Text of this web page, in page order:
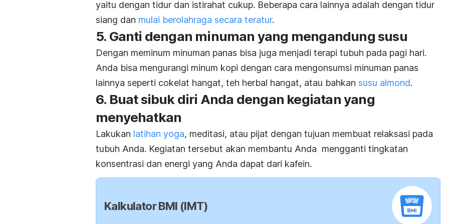
yaitu dengan tidur dan istirahat cukup. Beberapa cara lainnya adalah dengan tidur
siang dan mulai berolahraga secara teratur.
5. Ganti dengan minuman yang mengandung susu
Dengan meminum minuman panas bisa juga menjadi terapi tubuh pada pagi hari.
Anda bisa mengurangi minum kopi dengan cara mengonsumsi minuman panas
lainnya seperti cokelat hangat, teh herbal hangat, atau bahkan susu almond.
6. Buat sibuk diri Anda dengan kegiatan yang
menyehatkan
Lakukan latihan yoga, meditasi, atau pijat dengan tujuan membuat relaksasi pada
tubuh Anda. Kegiatan tersebut akan membantu Anda mengganti tingkatan
konsentrasi dan energi yang Anda dapat dari kafein.
Kalkulator BMI (IMT)